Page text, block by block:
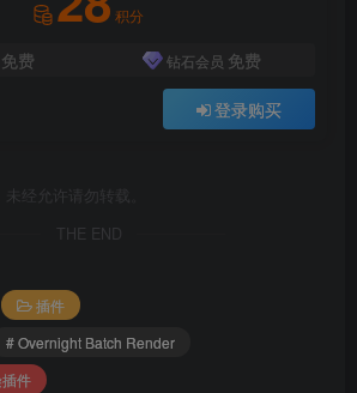
积分
免费 钻石会员 免费
登录购买
经允许请勿转载。
THE END
插件
# Overnight Batch Render
件